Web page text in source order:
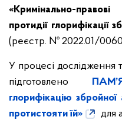
«Кримінально-
протидії глорифікації
(реєстр. № 2022.01/
У процесі дослідження
підготовлено
глорифікацію
протистояти їй»
для